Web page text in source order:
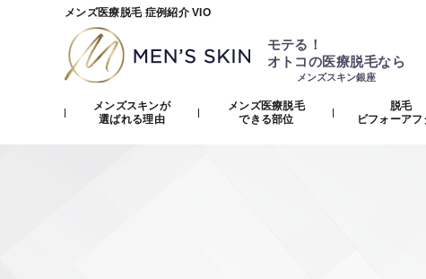
メンズ医療脱毛 症例紹介 VIO
モテる！
オトコの医療脱毛なら
メンズスキン銀座
メンズスキンが
選ばれる理由
メンズ医療脱毛
できる部位
脱毛
ビフォーアフ